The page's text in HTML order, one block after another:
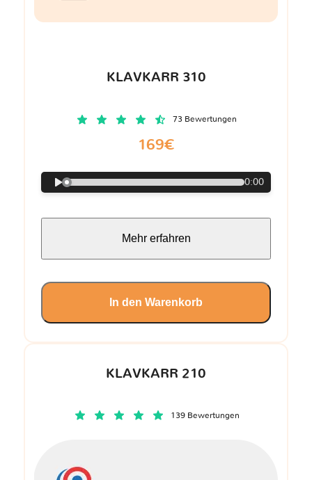
KLAVKARR 210
139 Bewertungen
KLAVKARR 310
73 Bewertungen
169€
0:00
Mehr erfahren
In den Warenkorb